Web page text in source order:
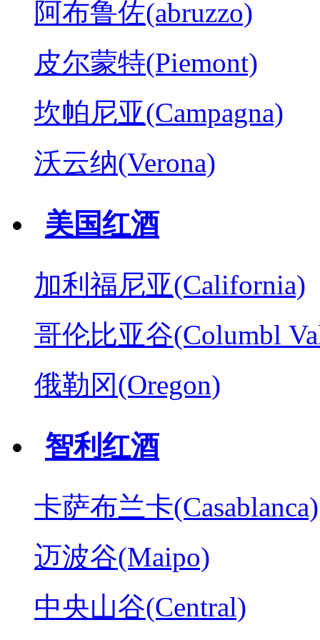
阿布鲁佐(abruzzo)
皮尔蒙特(Piemont)
坎帕尼亚(Campagna)
沃云纳(Verona)
美国红酒
加利福尼亚(California)
哥伦比亚谷(Columbl
俄勒冈(Oregon)
智利红酒
卡萨布兰卡(Casablanca)
迈波谷(Maipo)
中央山谷(Central)